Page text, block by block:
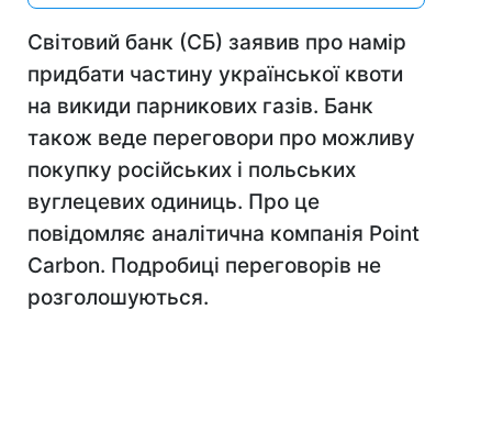
Світовий банк (СБ) заявив про намір
придбати частину української квоти
на викиди парникових газів. Банк
також веде переговори про можливу
покупку російських і польських
вуглецевих одиниць. Про це
повідомляє аналітична компанія Point
Carbon. Подробиці переговорів не
розголошуються.